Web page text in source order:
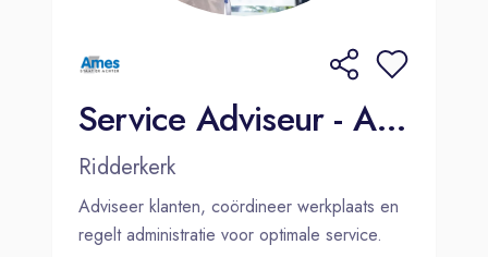
Service Adviseur - Ames Ridderkerk
Ridderkerk
Adviseer klanten, coördineer werkplaats en
regelt administratie voor optimale service.